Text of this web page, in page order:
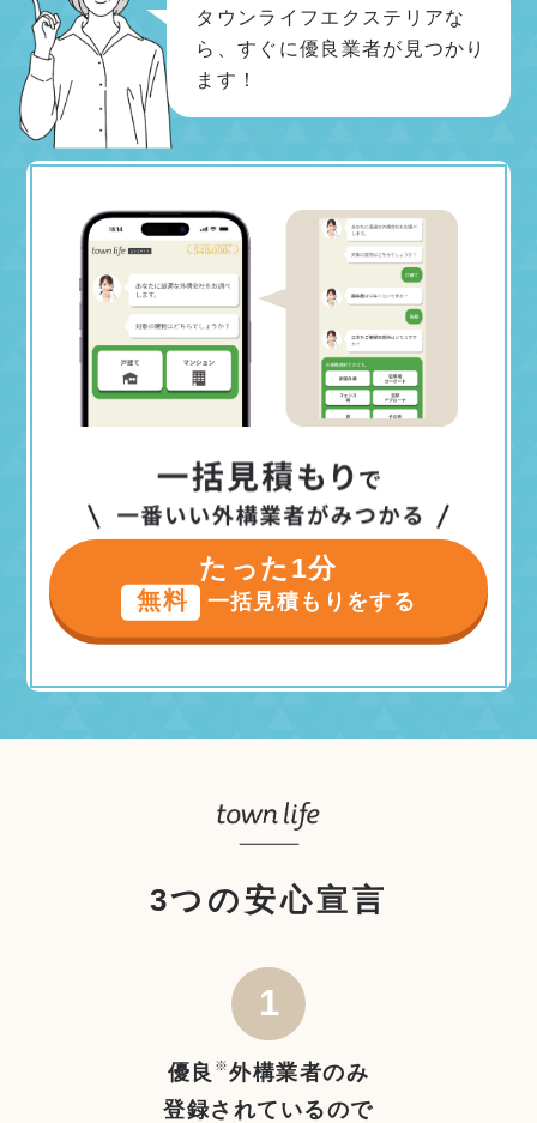
タウンライフエクステリアな
ら、すぐに優良業者が見つかり
ます！
たった1分
無料 一括見積もりをする
3つの安心宣言
1
優良 ※外構業者のみ
登録されているので